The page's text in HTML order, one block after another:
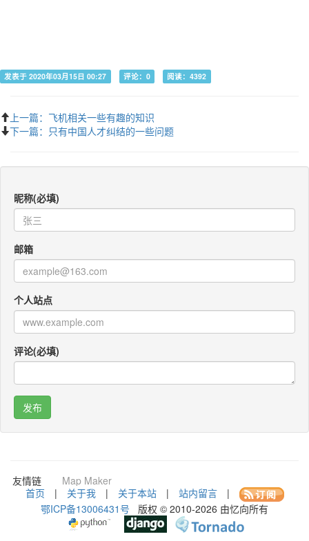
发表于 2020年03月15日 00:27 评论：0 阅读：4392
上一篇：飞机相关一些有趣的知识
下一篇：只有中国人才纠结的一些问题
昵称(必填)
邮箱
个人站点
评论(必填)
友情链
接：
Map Maker
首页
| 关于我 | 关于本站 | 站内留言
|
鄂ICP备13006431号 版权 © 2010-2026 由忆向所有